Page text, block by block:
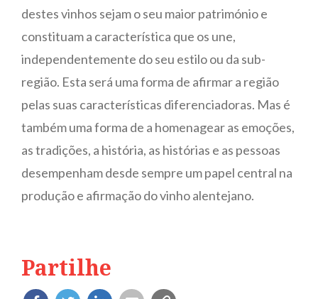
destes vinhos sejam o seu maior património e
constituam a característica que os une,
independentemente do seu estilo ou da sub-
região. Esta será uma forma de afirmar a região
pelas suas características diferenciadoras. Mas é
também uma forma de a homenagear as emoções,
as tradições, a história, as histórias e as pessoas
desempenham desde sempre um papel central na
produção e afirmação do vinho alentejano.
Partilhe